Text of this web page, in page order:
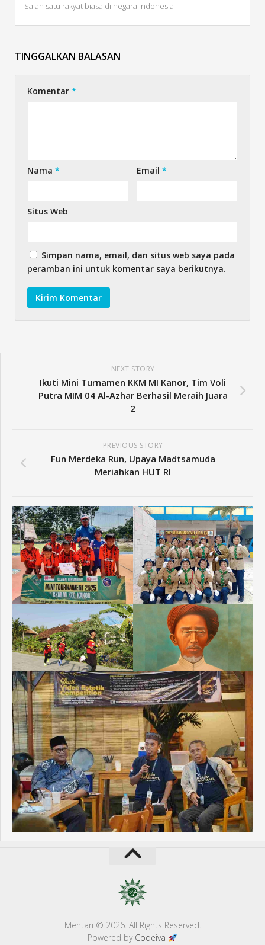
Salah satu rakyat biasa di negara Indonesia
TINGGALKAN BALASAN
Komentar *
Nama * Email*
Situs Web
Simpan nama, email, dan situs web saya pada
peramban ini untuk komentar saya berikutnya.
NEXT STORY
Ikuti Mini Turnamen KKM MI Kanor, Tim Voli
Putra MIM 04 Al-Azhar Berhasil Meraih Juara
2
PREVIOUS STORY
Fun Merdeka Run, Upaya Madtsamuda
Meriahkan HUT RI
Mentari © 2026. All Rights Reserved.
Powered by Codeiva